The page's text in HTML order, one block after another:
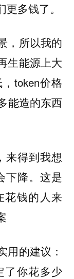
多钱了。
，所以我的
生能源上大
token价格
能造的东西
来得到我想
下降。这是
花钱的人来
用的建议：
了你花多少